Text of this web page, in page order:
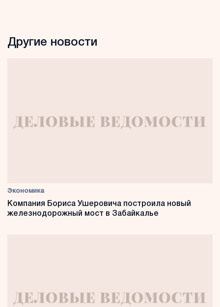
Другие новости
Экономика
Компания Бориса Ушеровича построила новый
железнодорожный мост в Забайкалье